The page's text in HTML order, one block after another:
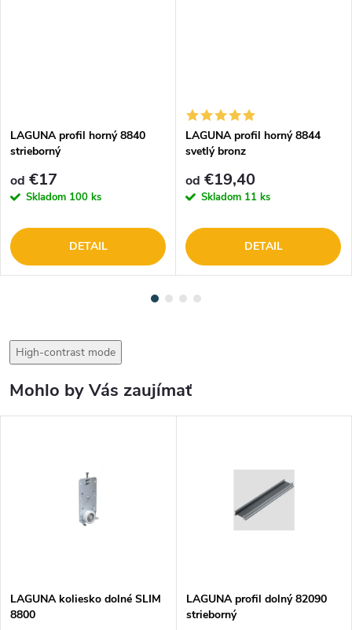
LAGUNA profil horný 8840
strieborný
od €17
Skladom 100 ks
DETAIL
LAGUNA profil horný 8844
svetlý bronz
od €19,40
Skladom 11 ks
DETAIL
High-contrast mode
Mohlo by Vás zaujímať
LAGUNA koliesko dolné SLIM
8800
LAGUNA profil dolný 82090
strieborný